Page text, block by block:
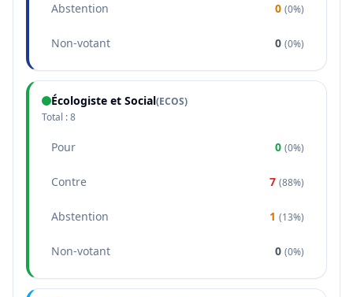
Abstention 0 (0%)
Non-votant 0 (0%)
Écologiste et Social(ECOS)
Total :8
Pour 0 (0%)
Contre 7 (88%)
Abstention 1 (13%)
Non-votant 0 (0%)